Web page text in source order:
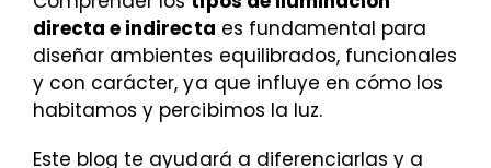
directa e indirecta es fundamental para
diseñar ambientes equilibrados, funcionales
y con carácter, ya que influye en cómo los
habitamos y percibimos la luz.
Este blog te ayudará a diferenciarlas y a